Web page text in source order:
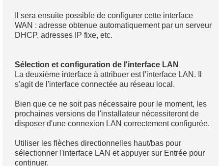
Il sera ensuite possible de configurer cette interface
WAN : adresse obtenue automatiquement par un serveur
DHCP, adresses IP fixe, etc.
Sélection et configuration de l'interface LAN
La deuxième interface à attribuer est l'interface LAN. Il
s'agit de l'interface connectée au réseau local.
Bien que ce ne soit pas nécessaire pour le moment, les
prochaines versions de l'installateur nécessiteront de
disposer d'une connexion LAN correctement configurée.
Utiliser les flèches directionnelles haut/bas pour
sélectionner l'interface LAN et appuyer sur Entrée pour
continuer.